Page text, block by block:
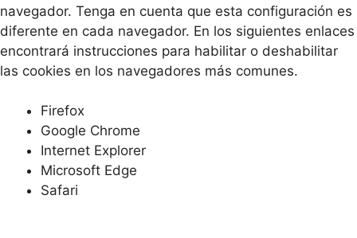
navegador. Tenga en cuenta que esta configuración es
diferente en cada navegador. En los siguientes enlaces
encontrará instrucciones para habilitar o deshabilitar
las cookies en los navegadores más comunes.
Firefox
Google Chrome
Internet Explorer
Microsoft Edge
Safari